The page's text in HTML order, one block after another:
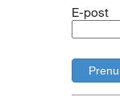
E-post